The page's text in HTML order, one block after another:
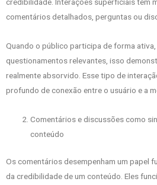
comentários detalhados, perguntas ou
Quando o público participa de forma
questionamentos relevantes, isso
realmente absorvido. Esse tipo de
profundo de conexão entre o usuário e a
Comentários e discussões como
conteúdo
Os comentários desempenham um papel
da credibilidade de um conteúdo. Eles